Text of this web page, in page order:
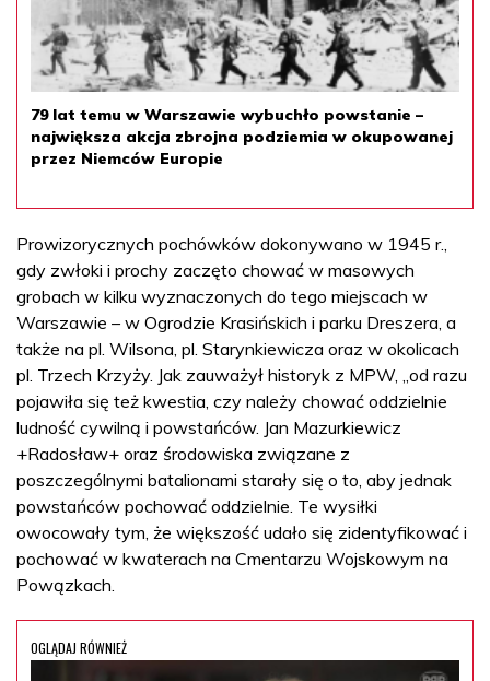
79 lat temu w Warszawie wybuchło powstanie –
największa akcja zbrojna podziemia w okupowanej
przez Niemców Europie
Prowizorycznych pochówków dokonywano w 1945 r.,
gdy zwłoki i prochy zaczęto chować w masowych
grobach w kilku wyznaczonych do tego miejscach w
Warszawie – w Ogrodzie Krasińskich i parku Dreszera, a
także na pl. Wilsona, pl. Starynkiewicza oraz w okolicach
pl. Trzech Krzyży. Jak zauważył historyk z MPW, „od razu
pojawiła się też kwestia, czy należy chować oddzielnie
ludność cywilną i powstańców. Jan Mazurkiewicz
+Radosław+ oraz środowiska związane z
poszczególnymi batalionami starały się o to, aby jednak
powstańców pochować oddzielnie. Te wysiłki
owocowały tym, że większość udało się zidentyfikować i
pochować w kwaterach na Cmentarzu Wojskowym na
Powązkach.
OGLĄDAJ RÓWNIEŻ